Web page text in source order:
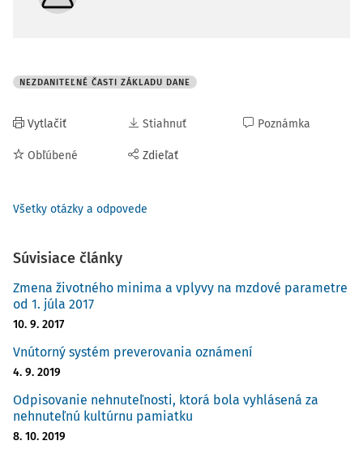
NEZDANITEĽNÉ ČASTI ZÁKLADU DANE
Vytlačiť
Obľúbené
Stiahnuť
Zdieľať
Poznámka
Všetky otázky a odpovede
Súvisiace články
Zmena životného minima a vplyvy na mzdové parametre
od 1. júla 2017
10. 9. 2017
Vnútorný systém preverovania oznámení
4. 9. 2019
Odpisovanie nehnuteľnosti, ktorá bola vyhlásená za
nehnuteľnú kultúrnu pamiatku
8. 10. 2019